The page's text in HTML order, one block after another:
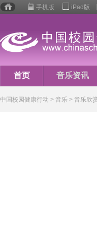
行动
手机版 iPad版
首页 音乐资讯
音乐人生
中国校园健康行动 > 音乐 > 音乐欣